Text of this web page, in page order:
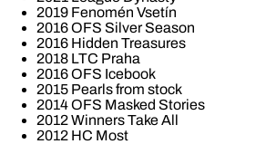
2019 Fenomén Vsetín
2016 OFS Silver Season
2016 Hidden Treasures
2018 LTC Praha
2016 OFS Icebook
2015 Pearls from stock
2014 OFS Masked Stories
2012 Winners Take All
2012 HC Most